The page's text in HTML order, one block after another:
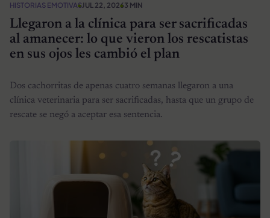
HISTORIAS EMOTIVASJUL 22, 20263 MIN
Llegaron a la clínica para ser sacrificadas
al amanecer: lo que vieron los rescatistas
en sus ojos les cambió el plan
Dos cachorritas de apenas cuatro semanas llegaron a una
clínica veterinaria para ser sacrificadas, hasta que un grupo de
rescate se negó a aceptar esa sentencia.